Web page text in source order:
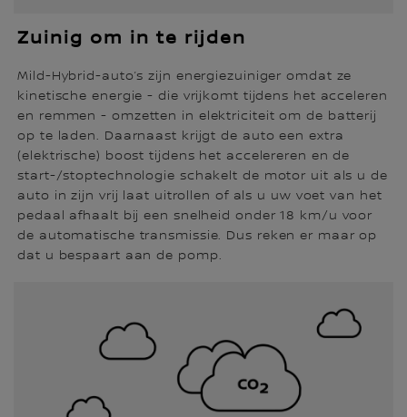
Zuinig om in te rijden
Mild-Hybrid-auto’s zijn energiezuiniger omdat ze
kinetische energie - die vrijkomt tijdens het acceleren
en remmen - omzetten in elektriciteit om de batterij
op te laden. Daarnaast krijgt de auto een extra
(elektrische) boost tijdens het accelereren en de
start-/stoptechnologie schakelt de motor uit als u de
auto in zijn vrij laat uitrollen of als u uw voet van het
pedaal afhaalt bij een snelheid onder 18 km/u voor
de automatische transmissie. Dus reken er maar op
dat u bespaart aan de pomp.